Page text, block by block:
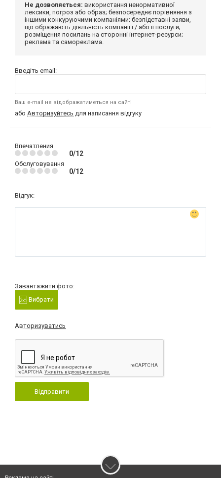
Не дозволяється: використання ненормативної
лексики, погроз або образ; безпосереднє порівняння з
іншими конкуруючими компаніями; безпідставні заяви,
що ображають діяльність компанії і / або її послуги;
розміщення посилань на сторонні інтернет-ресурси;
реклама та самореклама.
Введіть email:
Ваш e-mail не відображатиметься на сайті
або Авторизуйтесь для написання відгуку
Впечатления
0/12
Обслуговування
0/12
Відгук:
Завантажити фото:
Вибрати
Авторизуватись
Відправити